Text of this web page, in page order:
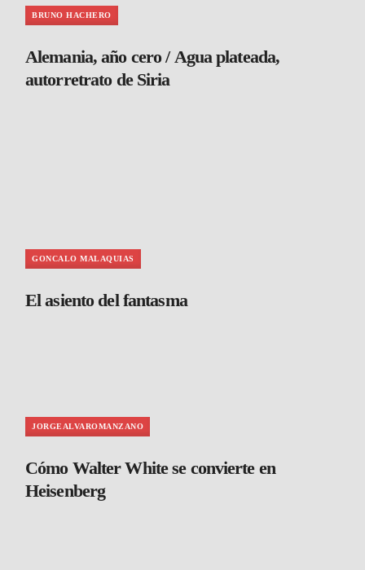
BRUNO HACHERO
Alemania, año cero / Agua plateada,
autorretrato de Siria
GONCALO MALAQUIAS
El asiento del fantasma
JORGEALVAROMANZANO
Cómo Walter White se convierte en
Heisenberg